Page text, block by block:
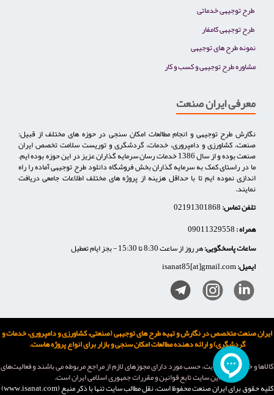
طرح توجیهی خدماتی
طرح توجیهی کامفار
نمونه طرح های توجیهی
مشاوره طرح توجیهی و کسب و کار
معرفی ایران صنعت
نگارش طرح توجیهی و انجام مطالعات امکان سنجی در حوزه های مختلف از قبیل:
صنعت، کشاورزی و دامپروری، خدمات، گردشگری و توریست سلامت تخصص ایران
صنعت بوده و از سال 1386 خدمات رسان سرمایه گذاران عزیز در این حوزه بوده ایم.
ما در راستای کمک به سرمایه گذاران بخش فروشگاه دانلود طرح توجیهی آماده را راه
اندازی نموده ایم تا با حداقل هزینه از پروژه های مختلف اطلاعات جامعی دریافت
نمایند.
تلفن تماس:
همراه :
ساعات پاسخگویی:هر روز از ساعت 8:30 تا 15:30 - بجز ایام تعطیل
ایمیل:
ایران صنعت متخصص در نگارش و تهیه طرح های توجیهی (صنعتی، کشاورزی و دامپروری، خدمات و
گردشگری) و ارائه دهنده مطالعات امکان سنجی و بازار برای انواع پروژه هاست.
كالاها و خدمات اين سایت، حسب مورد دارای مجوزهای لازم از مراجع مربوطه می باشند و فعاليت‌های
اين سايت تابع قوانين و مقررات جمهوری اسلامی ايران است.
کلیه حقوق برای ایران صنعت محفوظ است، نقل مطالب سايت تنها با ذکر منبع (www.isanat.com)